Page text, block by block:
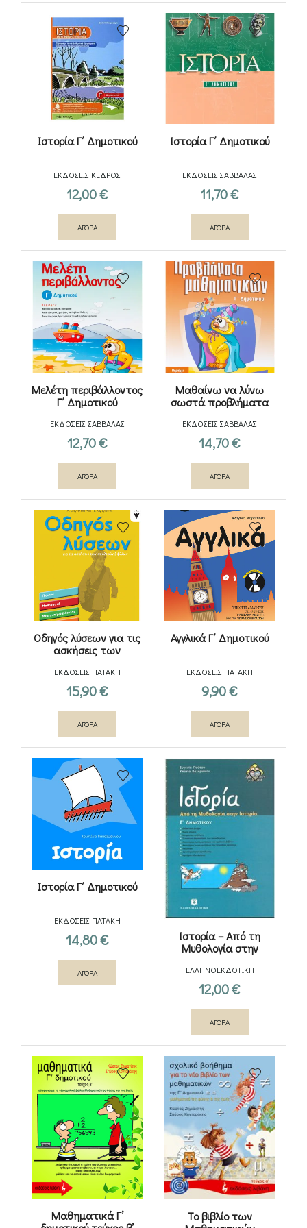
Ιστορία Γ΄ Δημοτικού
ΕΚΔΟΣΕΙΣ ΚΕΔΡΟΣ
12,00€
ΑΓΟΡΑ
Ιστορία Γ΄ Δημοτικού
ΕΚΔΟΣΕΙΣ ΣΑΒΒΑΛΑΣ
11,70€
ΑΓΟΡΑ
Μελέτη περιβάλλοντος
Γ΄ Δημοτικού
ΕΚΔΟΣΕΙΣ ΣΑΒΒΑΛΑΣ
12,70€
ΑΓΟΡΑ
Μαθαίνω να λύνω
σωστά προβλήματα
Δημοτικού
ΕΚΔΟΣΕΙΣ ΣΑΒΒΑΛΑΣ
14,70€
ΑΓΟΡΑ
Οδηγός λύσεων για τις
ασκήσεις των
Δημοτικού
ΕΚΔΟΣΕΙΣ ΠΑΤΑΚΗ
15,90€
ΑΓΟΡΑ
Αγγλικά Γ΄ Δημοτικού
ΕΚΔΟΣΕΙΣ ΠΑΤΑΚΗ
9,90€
ΑΓΟΡΑ
Ιστορία Γ΄ Δημοτικού
ΕΚΔΟΣΕΙΣ ΠΑΤΑΚΗ
14,80€
ΑΓΟΡΑ
Ιστορία – Από τη
Μυθολογία στην
ΕΛΛΗΝΟΕΚΔΟΤΙΚΗ
12,00€
ΑΓΟΡΑ
Μαθηματικά Γ’
Το βιβλίο των